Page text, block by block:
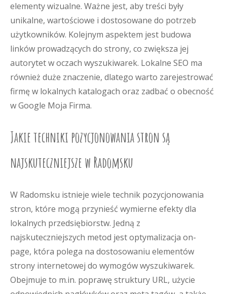
elementy wizualne. Ważne jest, aby treści były
unikalne, wartościowe i dostosowane do potrzeb
użytkowników. Kolejnym aspektem jest budowa
linków prowadzących do strony, co zwiększa jej
autorytet w oczach wyszukiwarek. Lokalne SEO ma
również duże znaczenie, dlatego warto zarejestrować
firmę w lokalnych katalogach oraz zadbać o obecność
w Google Moja Firma.
Jakie techniki pozycjonowania stron są
najskuteczniejsze w Radomsku
W Radomsku istnieje wiele technik pozycjonowania
stron, które mogą przynieść wymierne efekty dla
lokalnych przedsiębiorstw. Jedną z
najskuteczniejszych metod jest optymalizacja on-
page, która polega na dostosowaniu elementów
strony internetowej do wymogów wyszukiwarek.
Obejmuje to m.in. poprawę struktury URL, użycie